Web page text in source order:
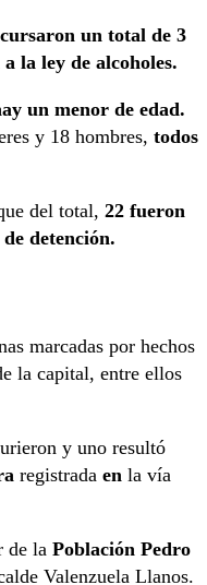
un total de 3
la ley de alcoholes.
un menor de edad.
y 18 hombres, todos
del total, 22 fueron
detención.
marcadas por hechos
la capital, entre ellos
y uno resultó
registrada en la vía
de la Población Pedro
Valenzuela Llanos.